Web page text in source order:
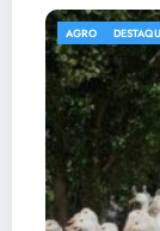
AGRO DESTAQUES